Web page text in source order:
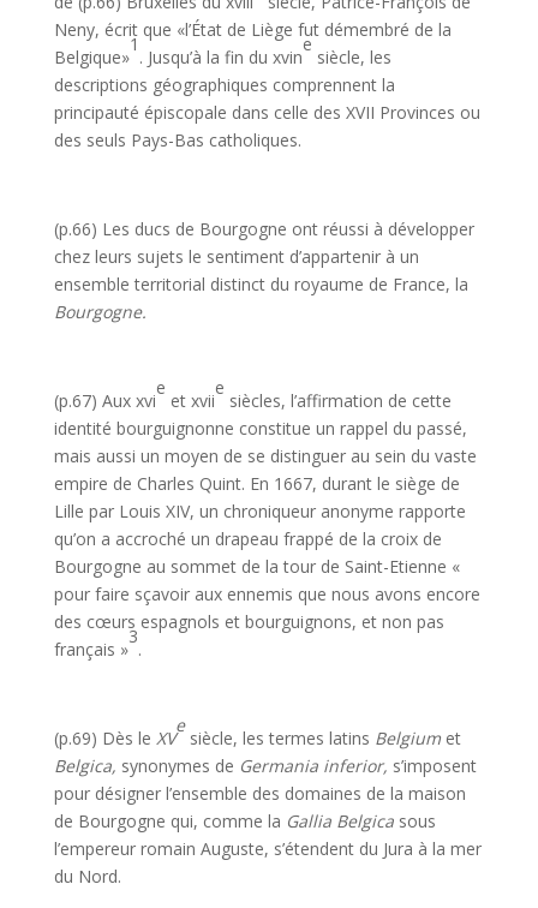
Neny, écrit que «l’État de Liège fut démembré de la
Belgique»
1
. Jusqu’à la fin du xvin
e
siècle, les
descriptions géographiques comprennent la
principauté épiscopale dans celle des XVII Provinces ou
des seuls Pays-Bas catholiques.
(p.66) Les ducs de Bourgogne ont réussi à développer
chez leurs sujets le sentiment d’appartenir à un
ensemble territorial distinct du royaume de France, la
Bourgogne.
(p.67) Aux xvi
e
et xvii
e
siècles, l’affirmation de cette
identité bourguignonne constitue un rappel du passé,
mais aussi un moyen de se distinguer au sein du vaste
empire de Charles Quint. En 1667, durant le siège de
Lille par Louis XIV, un chroniqueur anonyme rapporte
qu’on a accroché un drapeau frappé de la croix de
Bourgogne au sommet de la tour de Saint-Etienne «
pour faire sçavoir aux ennemis que nous avons encore
des cœurs espagnols et bourguignons, et non pas
français »
3
.
(p.69) Dès le XV
e
siècle, les termes latins Belgium et
Belgica, synonymes de Germania inferior, s’imposent
pour désigner l’ensemble des domaines de la maison
de Bourgogne qui, comme la Gallia Belgica sous
l’empe­reur romain Auguste, s’étendent du Jura à la mer
du Nord.